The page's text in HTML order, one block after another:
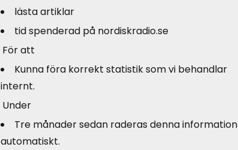
lästa artiklar
tid spenderad på nordiskradio.se
För att
Kunna föra korrekt statistik som vi behandlar
internt.
Under
Tre månader sedan raderas denna information
automatiskt.